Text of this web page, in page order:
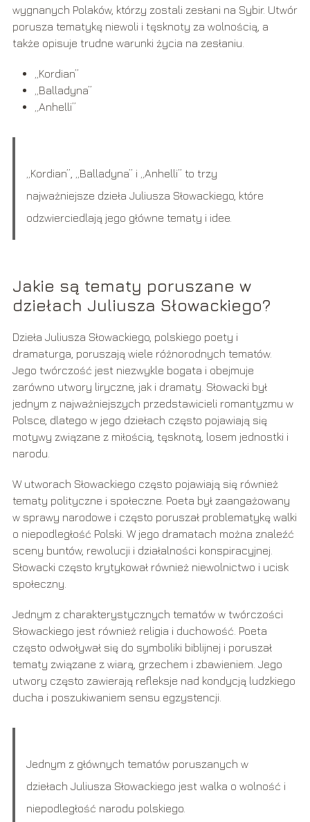
wygnanych Polaków, którzy zostali zesłani na Sybir. Utwór
porusza tematykę niewoli i tęsknoty za wolnością, a
także opisuje trudne warunki życia na zesłaniu.
„Kordian”
„Balladyna”
„Anhelli”
„Kordian”, „Balladyna” i „Anhelli” to trzy
najważniejsze dzieła Juliusza Słowackiego, które
odzwierciedlają jego główne tematy i idee.
Jakie są tematy poruszane w
dziełach Juliusza Słowackiego?
Dzieła Juliusza Słowackiego, polskiego poety i
dramaturga, poruszają wiele różnorodnych tematów.
Jego twórczość jest niezwykle bogata i obejmuje
zarówno utwory liryczne, jak i dramaty. Słowacki był
jednym z najważniejszych przedstawicieli romantyzmu w
Polsce, dlatego w jego dziełach często pojawiają się
motywy związane z miłością, tęsknotą, losem jednostki i
narodu.
W utworach Słowackiego często pojawiają się również
tematy polityczne i społeczne. Poeta był zaangażowany
w sprawy narodowe i często poruszał problematykę walki
o niepodległość Polski. W jego dramatach można znaleźć
sceny buntów, rewolucji i działalności konspiracyjnej.
Słowacki często krytykował również niewolnictwo i ucisk
społeczny.
Jednym z charakterystycznych tematów w twórczości
Słowackiego jest również religia i duchowość. Poeta
często odwoływał się do symboliki biblijnej i poruszał
tematy związane z wiarą, grzechem i zbawieniem. Jego
utwory często zawierają refleksje nad kondycją ludzkiego
ducha i poszukiwaniem sensu egzystencji.
Jednym z głównych tematów poruszanych w
dziełach Juliusza Słowackiego jest walka o wolność i
niepodległość narodu polskiego.